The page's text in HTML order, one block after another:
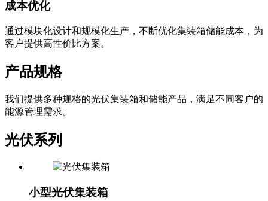
成本优化
通过模块化设计和规模化生产，不断优化集装箱储能成本，为
客户提供高性价比方案。
产品规格
我们提供多种规格的光伏集装箱和储能产品，满足不同客户的
能源管理需求。
光伏系列
小型光伏集装箱